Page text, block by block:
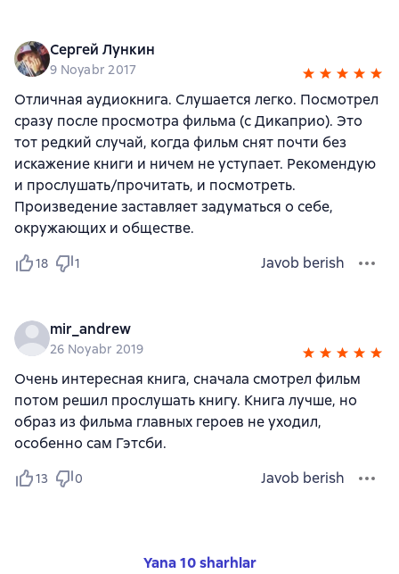
Сергей Лункин
9 Noyabr 2017
Отличная аудиокнига. Слушается легко. Посмотрел
сразу после просмотра фильма (с Дикаприо). Это
тот редкий случай, когда фильм снят почти без
искажение книги и ничем не уступает. Рекомендую
и прослушать/прочитать, и посмотреть.
Произведение заставляет задуматься о себе,
окружающих и обществе.
18 1 Javob berish
mir_andrew
26 Noyabr 2019
Очень интересная книга, сначала смотрел фильм
потом решил прослушать книгу. Книга лучше, но
образ из фильма главных героев не уходил,
особенно сам Гэтсби.
13 0 Javob berish
Yana 10 sharhlar